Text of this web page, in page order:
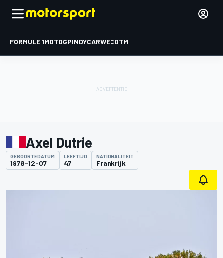
FORMULE 1MOTOGPINDYCARWECDTM
Axel Dutrie
GEBOORTEDATUM
1978-12-07
LEEFTIJD
47
NATIONALITEIT
Frankrijk